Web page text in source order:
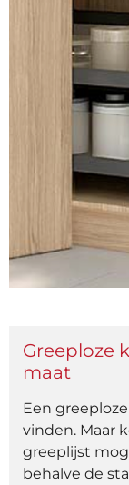
Greeploze
maat
Een
vinden. Maar
greeplijst
behalve de